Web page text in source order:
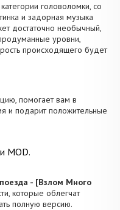
головоломки, со
и задорная музыка
достаточно необычный,
уровни,
происходящего будет
помогает вам в
и подарит положительные
MOD.
- [Взлом Много
которые облегчат
полную версию.